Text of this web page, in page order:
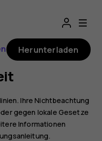
Herunterladen
Ihre Nichtbeachtung
gegen lokale Gesetze
Informationen